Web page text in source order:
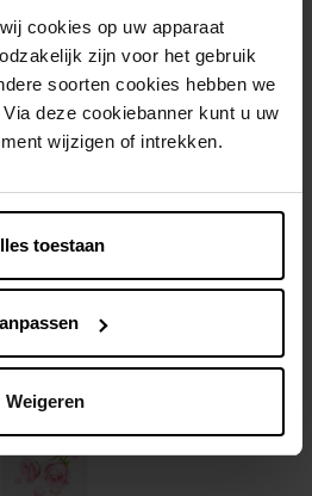
cookies op uw apparaat
zijn voor het gebruik
soorten cookies hebben we
deze cookiebanner kunt u uw
wijzigen of intrekken.
toestaan
Weigeren